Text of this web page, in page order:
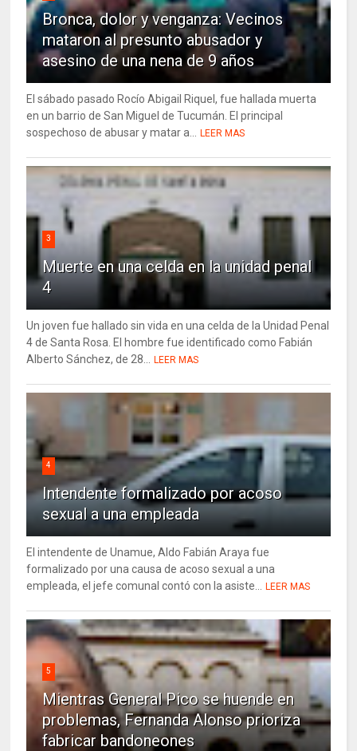
Bronca, dolor y venganza: Vecinos
mataron al presunto abusador y
asesino de una nena de 9 años
El sábado pasado Rocío Abigail Riquel, fue hallada muerta
en un barrio de San Miguel de Tucumán. El principal
sospechoso de abusar y matar a...
LEER MAS
3
Muerte en una celda en la unidad penal
4
Un joven fue hallado sin vida en una celda de la Unidad Penal
4 de Santa Rosa. El hombre fue identificado como Fabián
Alberto Sánchez, de 28...
LEER MAS
4
Intendente formalizado por acoso
sexual a una empleada
El intendente de Unamue, Aldo Fabián Araya fue
formalizado por una causa de acoso sexual a una
empleada, el jefe comunal contó con la asiste...
LEER MAS
5
Mientras General Pico se huende en
problemas, Fernanda Alonso prioriza
fabricar bandoneones